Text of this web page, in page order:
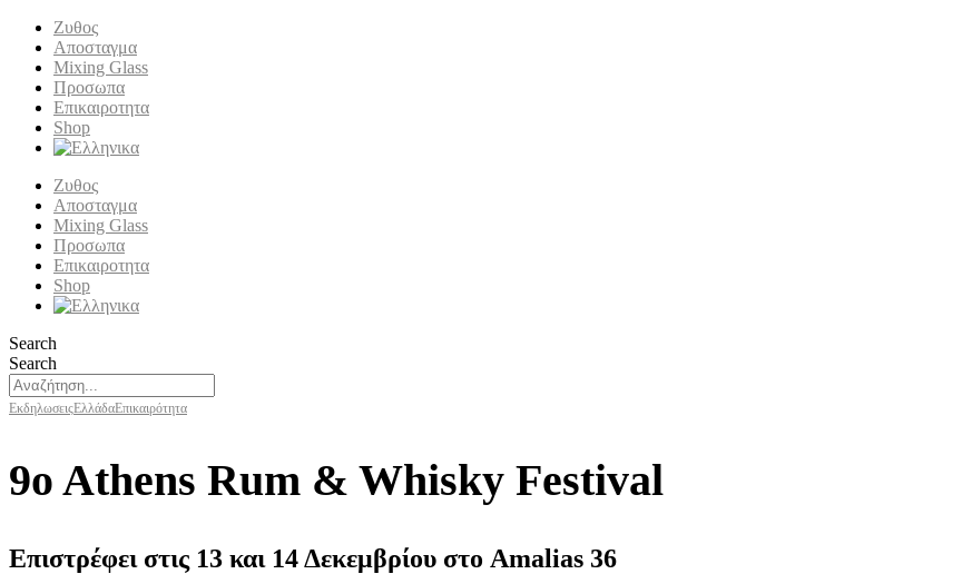
Ζυθος
Αποσταγμα
Mixing Glass
Προσωπα
Επικαιροτητα
Shop
Ζυθος
Αποσταγμα
Mixing Glass
Προσωπα
Επικαιροτητα
Shop
Search
Search
ΕκδηλωσειςΕλλάδαΕπικαιρότητα
9o Athens Rum & Whisky Festival
Επιστρέφει στις 13 και 14 Δεκεμβρίου στο Amalias 36